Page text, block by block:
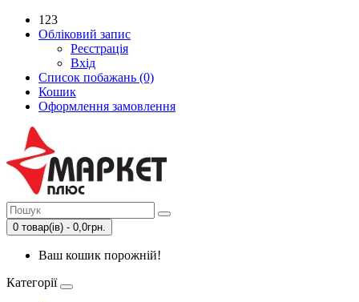
123
Обліковий запис
Реєстрація
Вхід
Список побажань (0)
Кошик
Оформлення замовлення
0 товар(ів) - 0,0грн.
Ваш кошик порожній!
Категорії